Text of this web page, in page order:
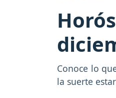
Conoce lo
la suerte